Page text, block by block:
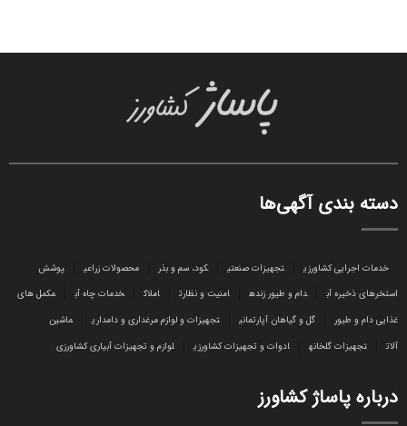
دسته بندی آگهی‌ها
خدمات اجرایی کشاورزی تجهیزات صنعتی کود، سم و بذر محصولات زراعی
پوشش
استخرهای ذخیره آب
دام و طیور زنده امنیت و نظارت املاک خدمات چاه آب
مکمل های
غذایی دام و طیور
گل و گیاهان آپارتمانی تجهیزات و لوازم مرغداری و دامداری
ماشین
آلات
تجهیزات گلخانه ادوات و تجهیزات کشاورزی لوازم و تجهیزات آبیاری کشاورزی
درباره پاساژ کشاورز